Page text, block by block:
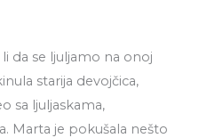
da se ljuljamo na onoj
starija devojčica,
sa ljuljaskama,
Marta je pokušala nešto